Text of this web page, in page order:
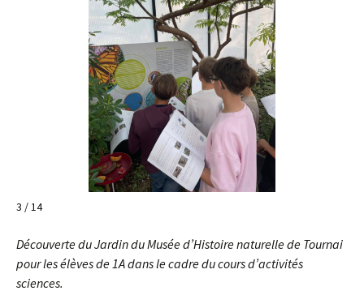
4 / 14
Découverte du Jardin du Musée d’Histoire naturelle de Tournai
pour les élèves de 1A dans le cadre du cours d’activités
sciences.